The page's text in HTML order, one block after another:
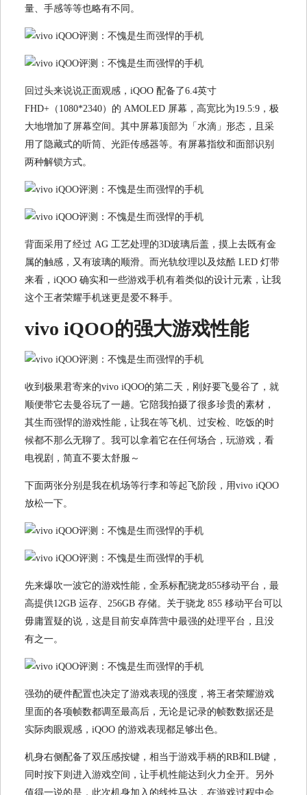
量、手感等等也略有不同。
回过头来说说正面观感，iQOO 配备了6.4英寸
FHD+（1080*2340）的 AMOLED 屏幕，高宽比为19.5:9，极
大地增加了屏幕空间。其中屏幕顶部为「水滴」形态，且采
用了隐藏式的听筒、光距传感器等。有屏幕指纹和面部识别
两种解锁方式。
背面采用了经过 AG 工艺处理的3D玻璃后盖，摸上去既有金
属的触感，又有玻璃的顺滑。而光轨纹理以及炫酷 LED 灯带
来看，iQOO 确实和一些游戏手机有着类似的设计元素，让我
这个王者荣耀手机迷更是爱不释手。
vivo iQOO的强大游戏性能
收到极果君寄来的vivo iQOO的第二天，刚好要飞曼谷了，就
顺便带它去曼谷玩了一趟。它陪我拍摄了很多珍贵的素材，
其生而强悍的游戏性能，让我在等飞机、过安检、吃饭的时
候都不那么无聊了。我可以拿着它在任何场合，玩游戏，看
电视剧，简直不要太舒服～
下面两张分别是我在机场等行李和等起飞阶段，用vivo iQOO
放松一下。
先来爆吹一波它的游戏性能，全系标配骁龙855移动平台，最
高提供12GB 运存、256GB 存储。关于骁龙 855 移动平台可以
毋庸置疑的说，这是目前安卓阵营中最强的处理平台，且没
有之一。
强劲的硬件配置也决定了游戏表现的强度，将王者荣耀游戏
里面的各项帧数都调至最高后，无论是记录的帧数数据还是
实际肉眼观感，iQOO 的游戏表现都足够出色。
机身右侧配备了双压感按键，相当于游戏手柄的RB和LB键，
同时按下则进入游戏空间，让手机性能达到火力全开。另外
值得一说的是，此次机身加入的线性马达，在游戏过程中会